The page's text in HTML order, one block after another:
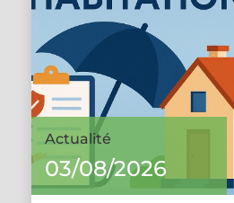
Actualité
03/08/2026